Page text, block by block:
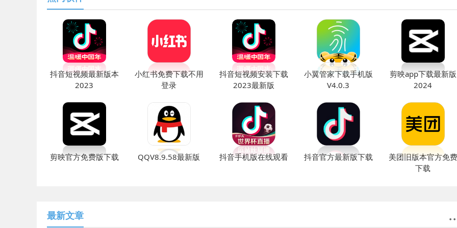
抖音短视频最新版本
2023
小红书免费下载不用
登录
抖音短视频安装下载
2023最新版
小翼管家下载手机版
V4.0.3
剪映app下载最新版
2024
剪映官方免费版下载 QQV8.9.58最新版 抖音手机版在线观看 抖音官方最新版下载
美团旧版本官方免费
下载
最新文章